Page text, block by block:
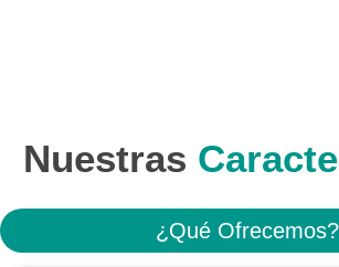
Nuestras
¿Qué Ofrecemos?